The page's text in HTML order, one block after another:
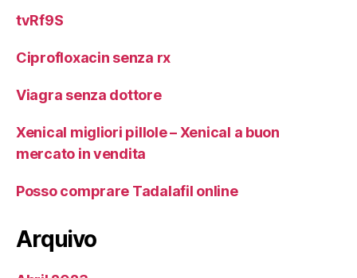
tvRf9S
Ciprofloxacin senza rx
Viagra senza dottore
Xenical migliori pillole – Xenical a buon
mercato in vendita
Posso comprare Tadalafil online
Arquivo